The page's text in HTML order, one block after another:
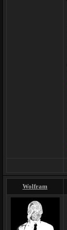
Wolfram